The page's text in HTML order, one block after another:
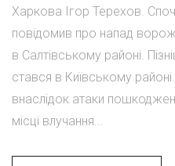
Харкова Ігор Терехов.
повідомив про напад
в Салтівському районі.
стався в Київському
внаслідок атаки
місці влучання...